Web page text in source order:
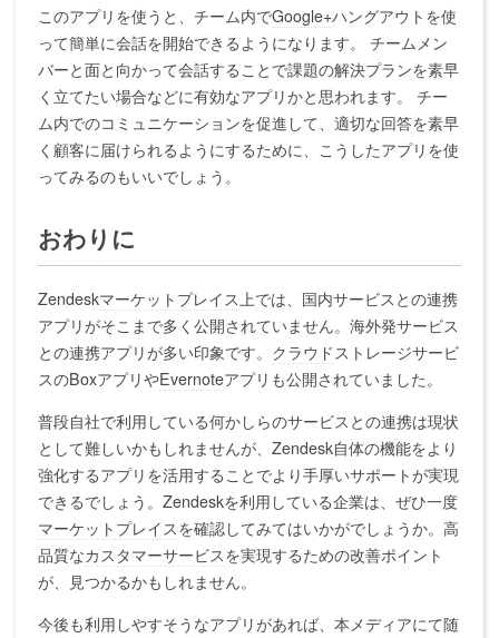
このアプリを使うと、チーム内でGoogle+ハングアウトを使
って簡単に会話を開始できるようになります。 チームメン
バーと面と向かって会話することで課題の解決プランを素早
く立てたい場合などに有効なアプリかと思われます。 チー
ム内でのコミュニケーションを促進して、適切な回答を素早
く顧客に届けられるようにするために、こうしたアプリを使
ってみるのもいいでしょう。
おわりに
Zendeskマーケットプレイス 上では、国内サービスとの連携
アプリがそこまで多く公開されていません。海外発サービス
との連携アプリが多い印象です。 クラウド ストレージサービ
スのBoxアプリやEvernoteアプリも公開されていました。
普段自社で利用している何かしらのサービスとの連携は現状
として難しいかもしれませんが、Zendesk自体の機能をより
強化するアプリを活用することでより手厚いサポートが実現
できるでしょう。Zendeskを利用している企業は、ぜひ一度
マーケットプレイスを確認してみてはいかがでしょうか。高
品質なカスタマーサービスを実現するための改善ポイント
が、見つかるかもしれません。
今後も利用しやすそうなアプリがあれば、本メディアにて随